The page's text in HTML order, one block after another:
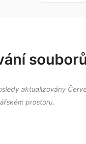
aktualizovány
prostoru.